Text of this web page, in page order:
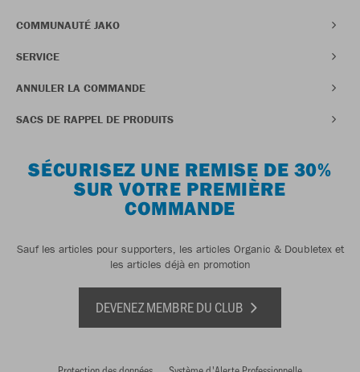
COMMUNAUTÉ JAKO
SERVICE
ANNULER LA COMMANDE
SACS DE RAPPEL DE PRODUITS
SÉCURISEZ UNE REMISE DE 30%
SUR VOTRE PREMIÈRE
COMMANDE
Sauf les articles pour supporters, les articles Organic & Doubletex et
les articles déjà en promotion
DEVENEZ MEMBRE DU CLUB